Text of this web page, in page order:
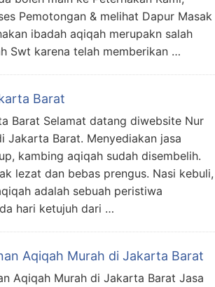
Pemotongan & melihat Dapur Masak
ibadah aqiqah merupakn salah
Swt karena telah memberikan …
Barat
Barat Selamat datang diwebsite Nur
Jakarta Barat. Menyediakan jasa
kambing aqiqah sudah disembelih.
lezat dan bebas prengus. Nasi kebuli,
adalah sebuah peristiwa
hari ketujuh dari …
Aqiqah Murah di Jakarta Barat
Aqiqah Murah di Jakarta Barat Jasa